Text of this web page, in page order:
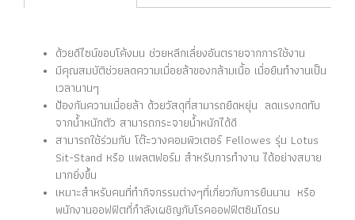
ด้วยดีไซน์ขอบโค้งมน ช่วยหลีกเลี่ยงอันตรายจากการใช้งาน
มีคุณสมบัติช่วยลดความเมื่อยล้าของกล้ามเนื้อ เมื่อยืนทำงานเป็น
เวลานานๆ
ป้องกันความเมื่อยล้า ด้วยวัสดุที่สามารถยืดหยุ่น ลดแรงกดทับ
จากน้ำหนักตัว สามารถกระจายน้ำหนักได้ดี
สามารถใช้ร่วมกับ โต๊ะวางคอมพิวเตอร์ Fellowes รุ่น Lotus
Sit-Stand หรือ แพลตฟอร์ม สำหรับการทำงาน ได้อย่างสบาย
มากยิ่งขึ้น
เหมาะสำหรับคนที่ทำกิจกรรมต่างๆที่เกี่ยวกับการยืนนาน หรือ
พนักงานออฟฟิตที่กำลังเผชิญกับโรคออฟฟิตซินโดรม